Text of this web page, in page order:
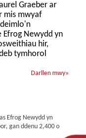
Graeber ar
mis mwyaf
Efrog Newydd yn
hir,
tymhorol
Darllen mwy»